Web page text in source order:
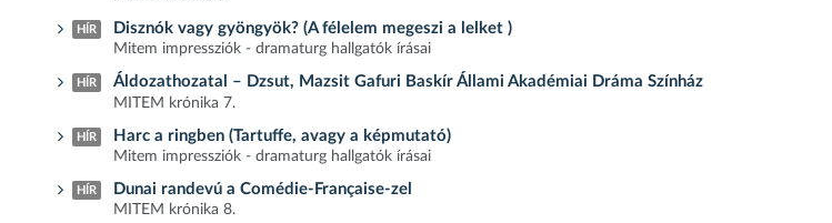
HÍR Disznók vagy gyöngyök? (A félelem megeszi a lelket )
Mitem impressziók - dramaturg hallgatók írásai
HÍR Áldozathozatal – Dzsut, Mazsit Gafuri Baskír Állami Akadémiai Dráma Színház
MITEM krónika 7.
HÍR Harc a ringben (Tartuffe, avagy a képmutató)
Mitem impressziók - dramaturg hallgatók írásai
HÍR Dunai randevú a Comédie-Française-zel
MITEM krónika 8.